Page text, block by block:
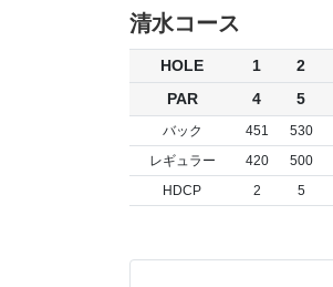
清水コース
HOLE 1 2
PAR
4 5
バック 451 530
レギュラー
420 500
HDCP
2 5